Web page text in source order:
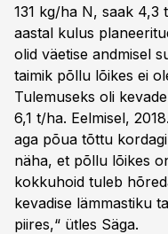
131 kg/ha N, saak 4,3
aastal kulus
olid väetise andmisel
taimik põllu lõikes ei
Tulemuseks oli
6,1 t/ha. Eelmisel,
aga põua tõttu
näha, et põllu lõikes
kokkuhoid tuleb
kevadise lämmastiku
piires,“ ütles Säga.